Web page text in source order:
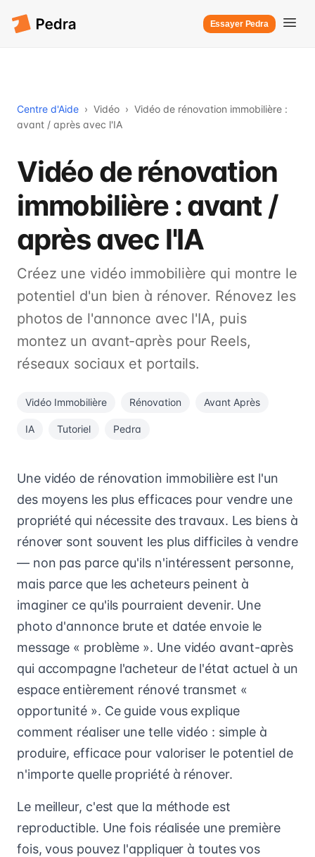
Essayer Pedra
Centre d'Aide › Vidéo › Vidéo de rénovation immobilière :
avant / après avec l'IA
Vidéo de rénovation
immobilière : avant /
après avec l'IA
Créez une vidéo immobilière qui montre le
potentiel d'un bien à rénover. Rénovez les
photos de l'annonce avec l'IA, puis
montez un avant-après pour Reels,
réseaux sociaux et portails.
Vidéo Immobilière Rénovation Avant Après
IA Tutoriel Pedra
Une vidéo de rénovation immobilière est l'un
des moyens les plus efficaces pour vendre une
propriété qui nécessite des travaux. Les biens à
rénover sont souvent les plus difficiles à vendre
— non pas parce qu'ils n'intéressent personne,
mais parce que les acheteurs peinent à
imaginer ce qu'ils pourraient devenir. Une
photo d'annonce brute et datée envoie le
message « problème ». Une vidéo avant-après
qui accompagne l'acheteur de l'état actuel à un
espace entièrement rénové transmet «
opportunité ». Ce guide vous explique
comment réaliser une telle vidéo : simple à
produire, efficace pour valoriser le potentiel de
n'importe quelle propriété à rénover.
Le meilleur, c'est que la méthode est
reproductible. Une fois réalisée une première
fois, vous pouvez l'appliquer à toutes vos